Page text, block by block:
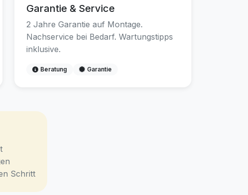
Garantie & Service
2 Jahre Garantie auf Montage.
Nachservice bei Bedarf. Wartungstipps
inklusive.
Beratung Garantie
Schritt